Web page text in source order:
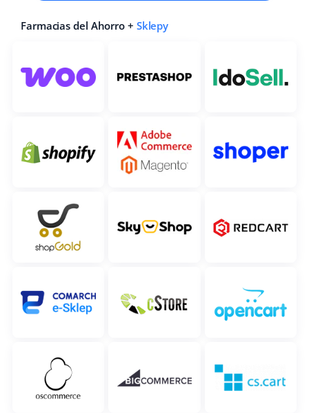
Farmacias del Ahorro + Sklepy